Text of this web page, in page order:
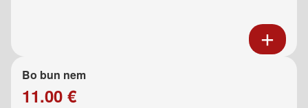
Bo bun nem
11.00 €